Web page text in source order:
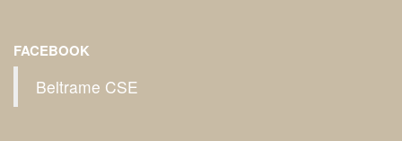
FACEBOOK
Beltrame CSE